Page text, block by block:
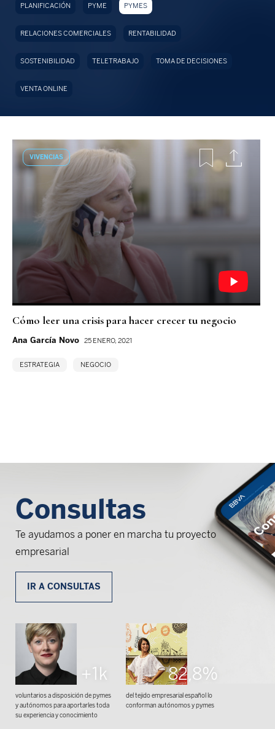
PLANIFICACIÓN PYME PYMES
RELACIONES COMERCIALES RENTABILIDAD
SOSTENIBILIDAD TELETRABAJO TOMA DE DECISIONES
VENTA ONLINE
VIVENCIAS
Cómo leer una crisis para hacer crecer tu negocio
Ana García Novo 25 ENERO, 2021
ESTRATEGIA NEGOCIO
Consultas
Te ayudamos a poner en marcha tu proyecto
empresarial
IR A CONSULTAS
+1k
voluntarios a disposición de pymes
y autónomos para aportarles toda
su experiencia y conocimiento
82,8%
del tejido empresarial español lo
conforman autónomos y pymes